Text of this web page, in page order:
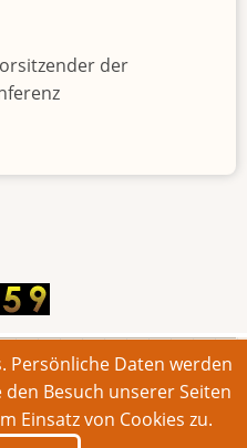
der
Rechte vorbehalten.
Persönliche Daten werden
Besuch unserer Seiten
Einsatz von Cookies zu.